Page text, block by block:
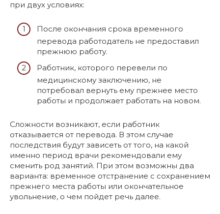
при двух условиях:
После окончания срока временного
перевода работодатель не предоставил
прежнюю работу.
Работник, которого перевели по
медицинскому заключению, не
потребовал вернуть ему прежнее место
работы и продолжает работать на новом.
Сложности возникают, если работник
отказывается от перевода. В этом случае
последствия будут зависеть от того, на какой
именно период врачи рекомендовали ему
сменить род занятий. При этом возможны два
варианта: временное отстранение с сохранением
прежнего места работы или окончательное
увольнение, о чем пойдет речь далее.